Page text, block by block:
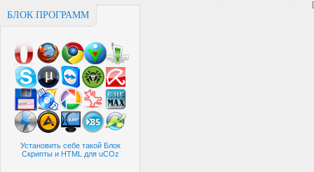
БЛОК ПРОГРАММ
Установить себе такой Блок
Скрипты и HTML для uCOz